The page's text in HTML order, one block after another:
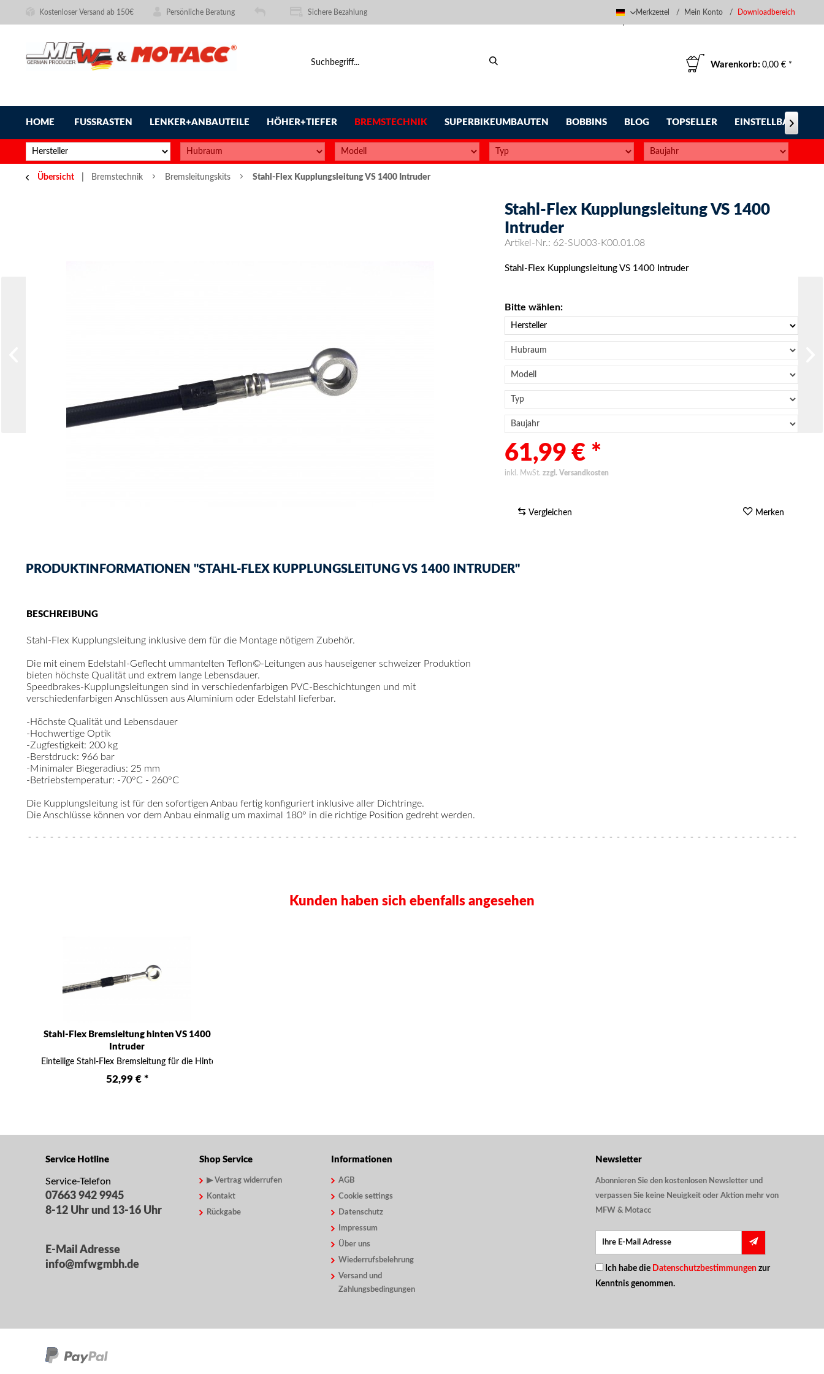
Kostenloser Versand ab 150€ Persönliche Beratung Sichere Bezahlung
Deutsch
Merkzettel Mein Konto Downloadbereich
Warenkorb: 0,00 € *
HOME FUSSRASTEN LENKER+ANBAUTEILE HÖHER+TIEFER BREMSTECHNIK SUPERBIKEUMBAUTEN BOBBINS BLOG TOPSELLER EINSTELLBARE

Übersicht Bremstechnik Bremsleitungskits Stahl-Flex Kupplungsleitung VS 1400 Intruder
Stahl-Flex Kupplungsleitung VS 1400
Intruder
Artikel-Nr.: 62-SU003-K00.01.08
Stahl-Flex Kupplungsleitung VS 1400 Intruder
Bitte wählen:
61,99 € *
inkl. MwSt.zzgl. Versandkosten
Vergleichen Merken
PRODUKTINFORMATIONEN "STAHL-FLEX KUPPLUNGSLEITUNG VS 1400 INTRUDER"
BESCHREIBUNG
Stahl-Flex Kupplungsleitung inklusive dem für die Montage nötigem Zubehör.
Die mit einem Edelstahl-Geflecht ummantelten Teflon©-Leitungen aus hauseigener schweizer Produktion
bieten höchste Qualität und extrem lange Lebensdauer.
Speedbrakes-Kupplungsleitungen sind in verschiedenfarbigen PVC-Beschichtungen und mit
verschiedenfarbigen Anschlüssen aus Aluminium oder Edelstahl lieferbar.
-Höchste Qualität und Lebensdauer
-Hochwertige Optik
-Zugfestigkeit: 200 kg
-Berstdruck: 966 bar
-Minimaler Biegeradius: 25 mm
-Betriebstemperatur: -70°C - 260°C
Die Kupplungsleitung ist für den sofortigen Anbau fertig konfiguriert inklusive aller Dichtringe.
Die Anschlüsse können vor dem Anbau einmalig um maximal 180° in die richtige Position gedreht werden.
Kunden haben sich ebenfalls angesehen
Stahl-Flex Bremsleitung hinten VS 1400
Intruder
Einteilige Stahl-Flex Bremsleitung für die Hinterrad-Bremse inklusive dem für die...
52,99 € *
Service Hotline
Service-Telefon
07663 942 9945
8-12 Uhr und 13-16 Uhr
E-Mail Adresse
info@mfwgmbh.de
Shop Service
▶ Vertrag widerrufen
Kontakt
Rückgabe
Informationen
AGB
Cookie settings
Datenschutz
Impressum
Über uns
Wiederrufsbelehrung
Versand und
Zahlungsbedingungen
Newsletter
Abonnieren Sie den kostenlosen Newsletter und
verpassen Sie keine Neuigkeit oder Aktion mehr von
MFW & Motacc
Ich habe die Datenschutzbestimmungen zur
Kenntnis genommen.